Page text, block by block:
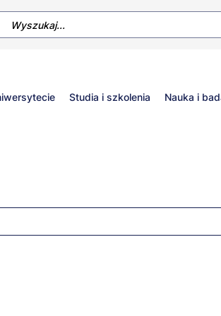
Studia i szkolenia Nauka i